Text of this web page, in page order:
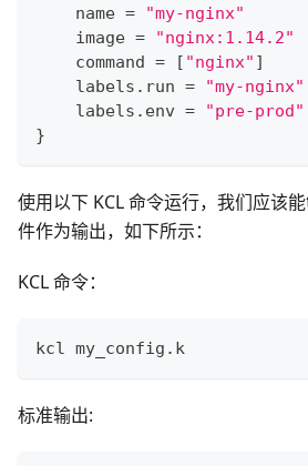
    name
=
"my-nginx"
    image
=
"nginx:1.14.2"
    command
= [ "nginx" ]
    labels
. run =
"my-nginx"
    labels
. env =
"pre-prod"
}
使用以下 KCL 命令运行，我们应该
件作为输出，如下所示：
KCL 命令：
kcl my_config . k
标准输出: